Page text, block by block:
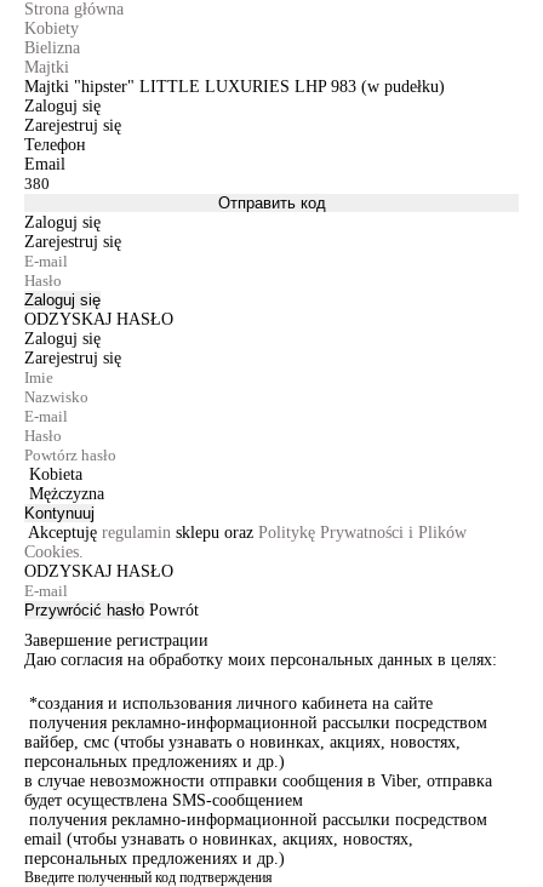
Strona główna
Kobiety
Bielizna
Majtki
Majtki "hipster" LITTLE LUXURIES LHP 983 (w pudełku)
Zaloguj się
Zarejestruj się
Телефон
Email
Отправить код
Zaloguj się
Zarejestruj się
Zaloguj się
ODZYSKAJ HASŁO
Zaloguj się
Zarejestruj się
Kobieta
Mężczyzna
Kontynuuj
Akceptuję regulamin sklepu oraz Politykę Prywatności i Plików
Cookies.
ODZYSKAJ HASŁO
Przywrócić hasło Powrót
Завершение регистрации
Даю согласия на обработку моих персональных данных в целях:
*создания и использования личного кабинета на сайте
получения рекламно-информационной рассылки посредством
вайбер, смс (чтобы узнавать о новинках, акциях, новостях,
персональных предложениях и др.)
в случае невозможности отправки сообщения в Viber, отправка
будет осуществлена SMS-сообщением
получения рекламно-информационной рассылки посредством
email (чтобы узнавать о новинках, акциях, новостях,
персональных предложениях и др.)
Введите полученный код подтверждения